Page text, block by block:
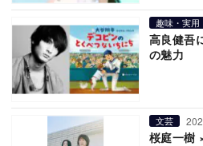
趣味・実用
高良健吾
の魅力
文芸
桜庭一樹